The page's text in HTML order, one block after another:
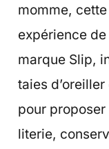
momme,
expérience
marque Slip,
taies
pour
literie,